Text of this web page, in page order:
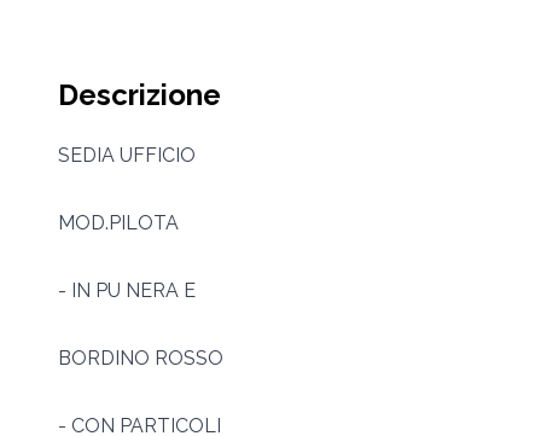
Descrizione
SEDIA UFFICIO
MOD.PILOTA
- IN PU NERA E
BORDINO ROSSO
- CON PARTICOLI